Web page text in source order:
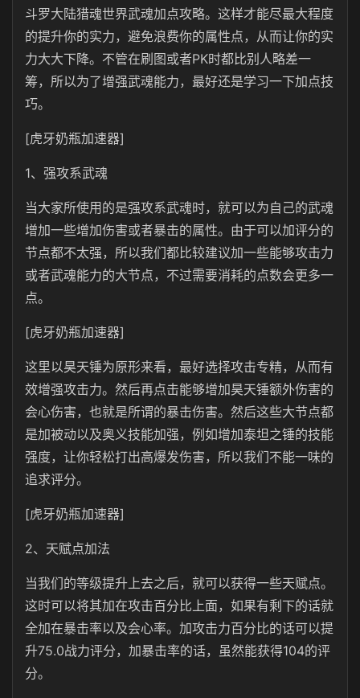
斗罗大陆猎魂世界武魂加点攻略。这样才能尽最大程度
的提升你的实力，避免浪费你的属性点，从而让你的实
力大大下降。不管在刷图或者PK时都比别人略差一
筹，所以为了增强武魂能力，最好还是学习一下加点技
巧。
[虎牙奶瓶加速器]
1、强攻系武魂
当大家所使用的是强攻系武魂时，就可以为自己的武魂
增加一些增加伤害或者暴击的属性。由于可以加评分的
节点都不太强，所以我们都比较建议加一些能够攻击力
或者武魂能力的大节点，不过需要消耗的点数会更多一
点。
[虎牙奶瓶加速器]
这里以昊天锤为原形来看，最好选择攻击专精，从而有
效增强攻击力。然后再点击能够增加昊天锤额外伤害的
会心伤害，也就是所谓的暴击伤害。然后这些大节点都
是加被动以及奥义技能加强，例如增加泰坦之锤的技能
强度，让你轻松打出高爆发伤害，所以我们不能一味的
追求评分。
[虎牙奶瓶加速器]
2、天赋点加法
当我们的等级提升上去之后，就可以获得一些天赋点。
这时可以将其加在攻击百分比上面，如果有剩下的话就
全加在暴击率以及会心率。加攻击力百分比的话可以提
升75.0战力评分，加暴击率的话，虽然能获得104的评
分。